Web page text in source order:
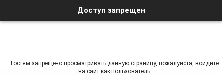
Доступ запрещен
Гостям запрещено просматривать данную страницу, пожалуйста, войдите
на сайт как пользователь.